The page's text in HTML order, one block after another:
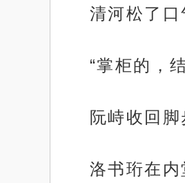
清河松了口
“掌柜的，
阮峙收回脚
洛书珩在内